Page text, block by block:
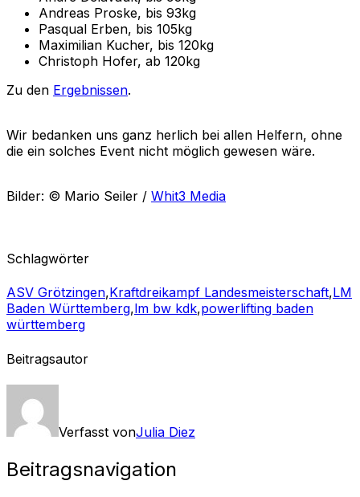
Andreas Proske, bis 93kg
Pasqual Erben, bis 105kg
Maximilian Kucher, bis 120kg
Christoph Hofer, ab 120kg
Zu den Ergebnissen.
Wir bedanken uns ganz herlich bei allen Helfern, ohne
die ein solches Event nicht möglich gewesen wäre.
Bilder: © Mario Seiler / Whit3 Media
Schlagwörter
ASV Grötzingen,Kraftdreikampf Landesmeisterschaft,LM
Baden Württemberg,lm bw kdk,powerlifting baden
württemberg
Beitragsautor
Verfasst vonJulia Diez
Beitragsnavigation